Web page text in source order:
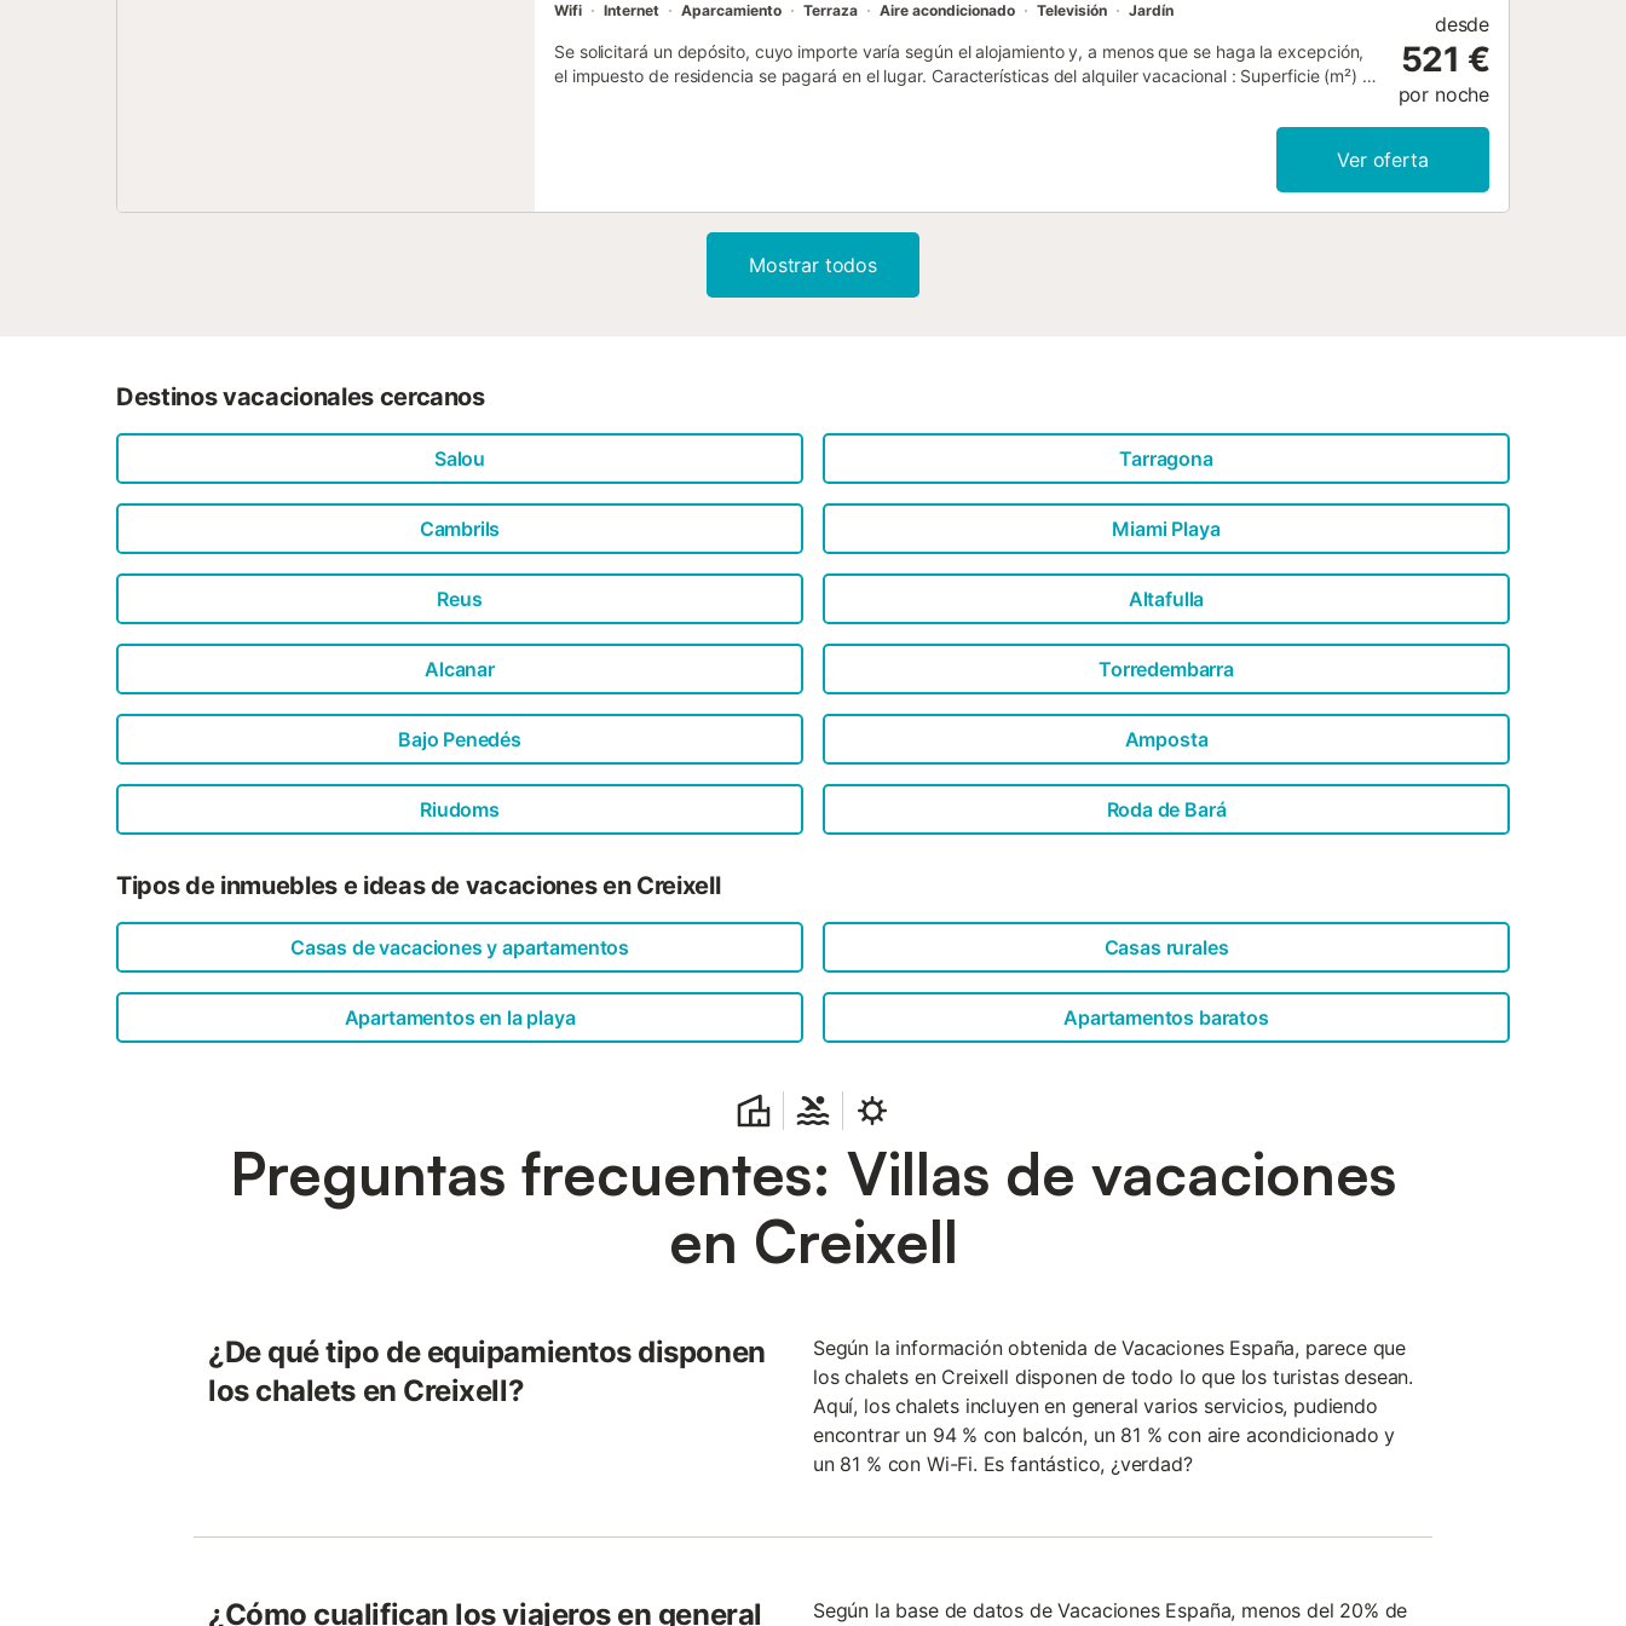
Wifi Internet Aparcamiento Terraza Aire acondicionado Televisión Jardín
Se solicitará un depósito, cuyo importe varía según el alojamiento y, a menos que se haga la excepción,
el impuesto de residencia se pagará en el lugar. Características del alquiler vacacional : Superficie (m²) :
Lavadora Horno micro ondas Televisión Terraza Mascotas no permitidas Jardín Parilla Horno Lava-vajillas
piscina privada Acceso a Internet Estacionamiento Inalámbrico Secador de pelo Refrigerador Detector de
desde
521 €
por noche
Ver oferta
Mostrar todos
Destinos vacacionales cercanos
Salou Tarragona
Cambrils Miami Playa
Reus Altafulla
Alcanar Torredembarra
Bajo Penedés Amposta
Riudoms Roda de Bará
Tipos de inmuebles e ideas de vacaciones en Creixell
Casas de vacaciones y apartamentos Casas rurales
Apartamentos en la playa Apartamentos baratos
Preguntas frecuentes: Villas de vacaciones
en Creixell
¿De qué tipo de equipamientos disponen
los chalets en Creixell?
Según la información obtenida de Vacaciones España, parece que
los chalets en Creixell disponen de todo lo que los turistas desean.
Aquí, los chalets incluyen en general varios servicios, pudiendo
encontrar un 94 % con balcón, un 81 % con aire acondicionado y
un 81 % con Wi-Fi. Es fantástico, ¿verdad?
¿Cómo cualifican los viajeros en general Según la base de datos de Vacaciones España, menos del 20% de